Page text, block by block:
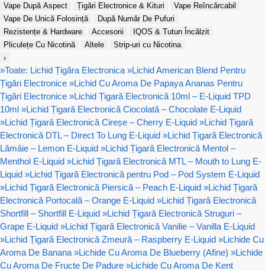
Vape După Aspect
Țigări Electronice & Kituri
Vape Reîncărcabil
Vape De Unică Folosință
După Număr De Pufuri
Rezistențe & Hardware
Accesorii
IQOS & Tutun Încălzit
Pliculețe Cu Nicotină
Altele
Strip-uri cu Nicotina
›
»Toate: Lichid Țigăra Electronica »Lichid American Blend Pentru
Țigări Electronice »Lichid Cu Aroma De Papaya Ananas Pentru
Țigări Electronice »Lichid Țigară Electronică 10ml – E-Liquid TPD
10ml »Lichid Țigară Electronică Ciocolată – Chocolate E-Liquid
»Lichid Țigară Electronică Cireșe – Cherry E-Liquid »Lichid Țigară
Electronică DTL – Direct To Lung E-Liquid »Lichid Țigară Electronică
Lămâie – Lemon E-Liquid »Lichid Țigară Electronică Mentol –
Menthol E-Liquid »Lichid Țigară Electronică MTL – Mouth to Lung E-
Liquid »Lichid Țigară Electronică pentru Pod – Pod System E-Liquid
»Lichid Țigară Electronică Piersică – Peach E-Liquid »Lichid Țigară
Electronică Portocală – Orange E-Liquid »Lichid Țigară Electronică
Shortfill – Shortfill E-Liquid »Lichid Țigară Electronică Struguri –
Grape E-Liquid »Lichid Țigară Electronică Vanilie – Vanilla E-Liquid
»Lichid Țigară Electronică Zmeură – Raspberry E-Liquid »Lichide Cu
Aroma De Banana »Lichide Cu Aroma De Blueberry (Afine) »Lichide
Cu Aroma De Fructe De Padure »Lichide Cu Aroma De Kent